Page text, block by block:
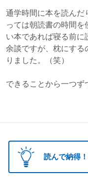
通学時間に本を読んだ
っては朝読書の時間を
い本であれば寝る前に
余談ですが、枕にする
りました。（笑）
できることから一つず
読んで納得